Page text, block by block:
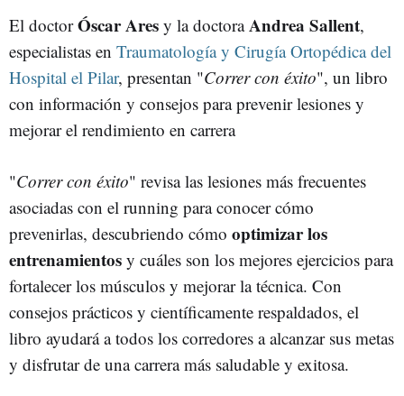
El doctorÓscar Ares y la doctoraAndrea Sallent,
especialistas en Traumatología y Cirugía Ortopédica del
Hospital el Pilar, presentan "Correr con éxito", un libro
con información y consejos para prevenir lesiones y
mejorar el rendimiento en carrera
"Correr con éxito" revisa las lesiones más frecuentes
asociadas con el running para conocer cómo
prevenirlas, descubriendo cómo optimizar los
entrenamientos y cuáles son los mejores ejercicios para
fortalecer los músculos y mejorar la técnica. Con
consejos prácticos y científicamente respaldados, el
libro ayudará a todos los corredores a alcanzar sus metas
y disfrutar de una carrera más saludable y exitosa.